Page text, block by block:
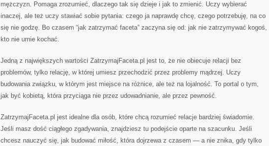
mężczyzn. Pomaga zrozumieć, dlaczego tak się dzieje i jak to zmienić. Uczy wybierać
inaczej, ale też uczy stawiać sobie pytania: czego ja naprawdę chcę, czego potrzebuję, na co
się nie godzę. Bo czasem “jak zatrzymać faceta” zaczyna się od: jak nie zatrzymywać kogoś,
kto nie umie kochać.
Jedną z największych wartości ZatrzymajFaceta.pl jest to, że nie obiecuje relacji bez
problemów, tylko relację, w której umiesz przechodzić przez problemy mądrzej. Uczy
budowania związku, w którym jest miejsce na różnice, ale też na lojalność. To portal o tym,
jak być kobietą, która przyciąga nie przez udowadnianie, ale przez pewność.
ZatrzymajFaceta.pl jest idealne dla osób, które chcą rozumieć relacje bardziej świadomie.
Jeśli masz dość ciągłego zgadywania, znajdziesz tu podejście oparte na szacunku. Jeśli
chcesz nauczyć się, jak budować miłość, która dojrzewa z czasem — a nie znika, gdy tylko